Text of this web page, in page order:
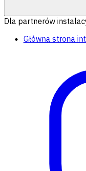
Dla partnerów
Główna strona